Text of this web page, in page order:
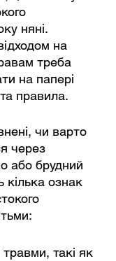
няні.
на
треба
на папері
правила.
чи варто
через
або брудний
кілька ознак
травми, такі як